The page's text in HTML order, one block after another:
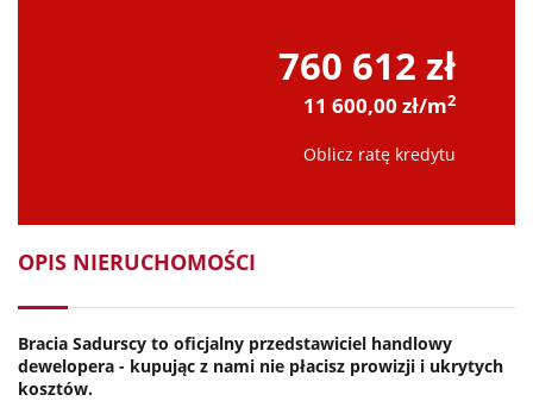
760 612 zł
11 600,00 zł/m2
Oblicz ratę kredytu
OPIS NIERUCHOMOŚCI
Bracia Sadurscy to oficjalny przedstawiciel handlowy
dewelopera - kupując z nami nie płacisz prowizji i ukrytych
kosztów.